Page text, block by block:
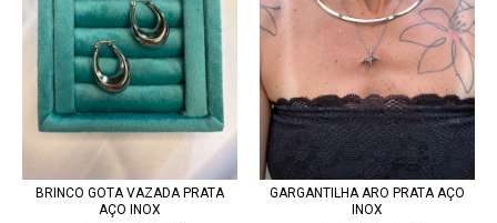
BRINCO GOTA VAZADA PRATA
AÇO INOX
GARGANTILHA ARO PRATA AÇO
INOX